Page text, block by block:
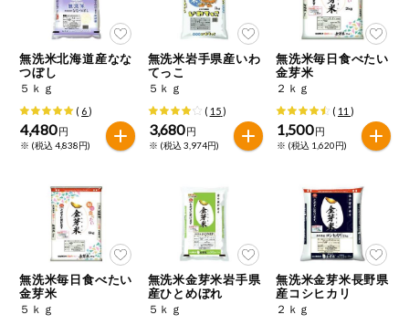
目的から探す
生協独自
自動注文システム登録
自動注文システム登録を確認する
自動注文システム登録を修正する
くらしの定番品（毎週企画）
調味料・だ
し・油・ルー
おやつ
飲料
酒・ノンアル
コール
切り花・仏花
ティッシュ・
トイレットペ
ーパー
落花生 かに くるみ
特定原材料に準ずるもの
アーモンド あわび いか
カシューナッツ
キウイフルーツ 牛肉
さけ さば ゼラチン 大豆
鶏肉 バナナ
無洗米北海道産なな
つぼし
５ｋｇ
( 6)
4,480 円
※ (税込 4,838円)
無洗米岩手県産いわ
てっこ
５ｋｇ
( 15)
3,680 円
※ (税込 3,974円)
無洗米毎日食べたい
金芽米
２ｋｇ
( 11 )
1,500 円
※ (税込 1,620円)
無洗米毎日食べたい
金芽米
５ｋｇ
無洗米金芽米岩手県
産ひとめぼれ
５ｋｇ
無洗米金芽米長野県
産コシヒカリ
２ｋｇ